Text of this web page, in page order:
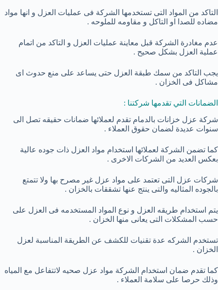
التاكد من المواد التى تستخدمها الشركة فى عمليات العزل و انها مواد
مضاده للصدا او التاكل و مقاومه للملوحه .
عدم مغادرة الشركة قبل معاينة عمليات العزل و التاكد من اتمام
عملية العزل بشكل صحيح .
يجب التاكد من سمك طبقة العزل حتى يساعد على منع حدوث اى
مشاكل فى الخزان .
الضمانات التي تقدمها شركتنا :
شركة عزل خزانات بالدمام تقدم لعملائها ضمانات حقيقه تصل الى
سنوات عديدة لضمان حقوق العملاء .
كما تضمن الشركة لعملائها استخدام مواد العزل ذات جوده عالية
بعكس العديد من الشركات الاخرى .
شركات عزل التى تعتمد على مواد عزل غير مصرح بها ولا تتمتع
بالجوده المثاليه والتى ينتج عنها تشققات بالخزان .
يتم استخدام طريقه العزل و نوع المواد المستخدمه فى العزل على
حسب المشكلات التى يعانى منها الخزان .
تستخدم الشركه عدة تقنيات للكشف عن الطريقة المناسبة لعزل
الخزان .
كما تقدم ضمان استخدام الشركة مواد عزل صحيه لاتتفاعل مع المياه
وذلك حرصا على سلامة العملاء .